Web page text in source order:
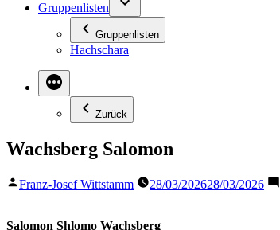
Gruppenlisten
Gruppenlisten
Hachschara
Zurück
Wachsberg Salomon
Veröffentlicht
Franz-Josef Wittstamm 28/03/202628/03/2026
Salomon Shlomo Wachsberg